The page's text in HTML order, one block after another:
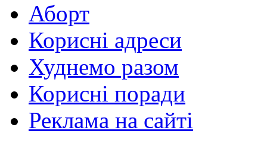
Аборт
Корисні адреси
Худнемо разом
Корисні поради
Реклама на сайті